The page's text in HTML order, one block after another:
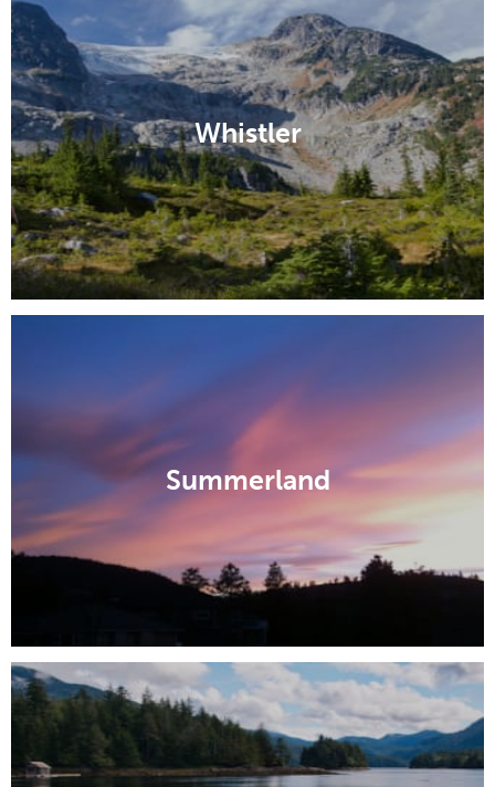
Whistler
Summerland